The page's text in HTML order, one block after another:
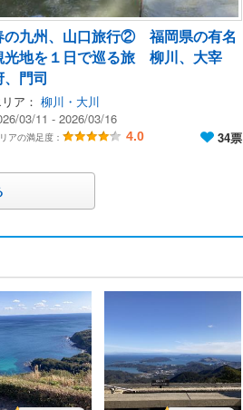
の九州、山口旅行② 福岡県の有名
光地を１日で巡る旅 柳川、大宰
、門司
ア： 柳川・大川
03/11 - 2026/03/16
アの満足度： 4.0 34票